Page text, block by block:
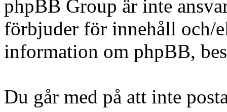
phpBB Group är inte
förbjuder för innehåll och/
information om phpBB,
Du går med på att inte